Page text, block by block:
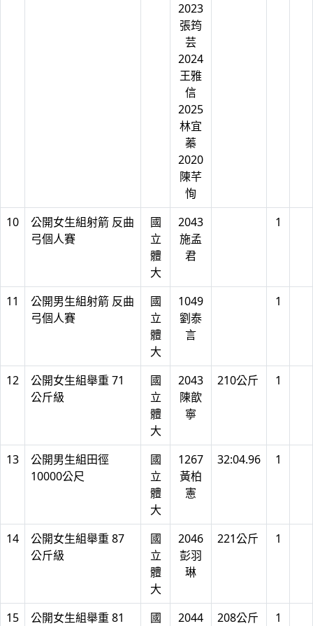
2023
張筠
芸
2024
王雅
信
2025
林宜
蓁
2020
陳芊
恂
10
公開女生組射箭 反曲
弓個人賽
國
立
體
大
2043
施孟
君
1
11
公開男生組射箭 反曲
弓個人賽
國
立
體
大
1049
劉泰
言
1
12
公開女生組舉重 71
公斤級
國
立
體
大
2043
陳歆
寧
210公斤 1
13
公開男生組田徑
10000公尺
國
立
體
大
1267
黃柏
憲
32:04.96 1
14
公開女生組舉重 87
公斤級
國
立
體
大
2046
彭羽
琳
221公斤 1
15
公開女生組舉重 81
國
2044
208公斤 1